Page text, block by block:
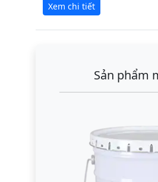
Xem chi tiết
Sản phẩm